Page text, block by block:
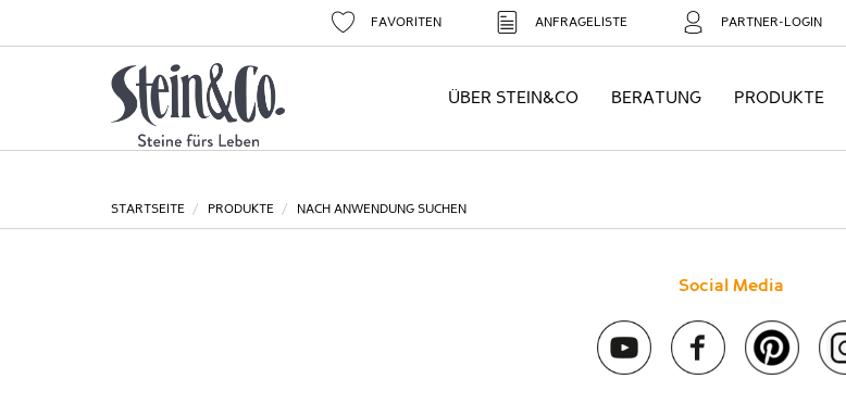
FAVORITEN ANFRAGELISTE PARTNER-LOGIN
ÜBER STEIN&CO BERATUNG PRODUKTE
STARTSEITE PRODUKTE NACH ANWENDUNG SUCHEN
Social Media